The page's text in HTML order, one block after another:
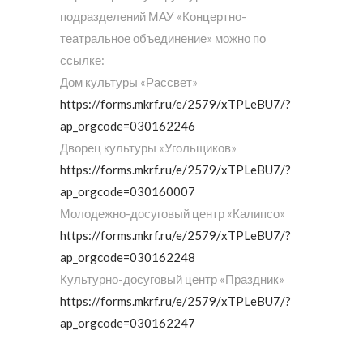
подразделений МАУ «Концертно-
театральное объединение» можно по
ссылке:
Дом культуры «Рассвет»
https://forms.mkrf.ru/e/2579/xTPLeBU7/?
ap_orgcode=030162246
Дворец культуры «Угольщиков»
https://forms.mkrf.ru/e/2579/xTPLeBU7/?
ap_orgcode=030160007
Молодежно-досуговый центр «Калипсо»
https://forms.mkrf.ru/e/2579/xTPLeBU7/?
ap_orgcode=030162248
Культурно-досуговый центр «Праздник»
https://forms.mkrf.ru/e/2579/xTPLeBU7/?
ap_orgcode=030162247